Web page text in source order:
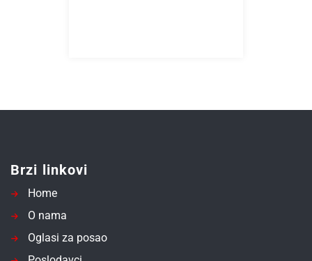
Brzi linkovi
Home
O nama
Oglasi za posao